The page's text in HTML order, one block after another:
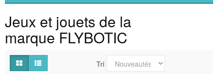
Jeux et jouets de la
marque FLYBOTIC
Tri